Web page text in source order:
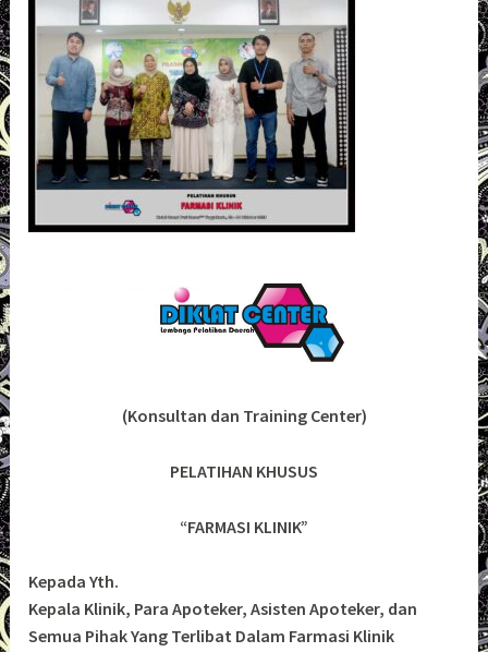
(Konsultan dan Training Center)
PELATIHAN KHUSUS
“FARMASI KLINIK”
Kepada Yth.
Kepala Klinik, Para Apoteker, Asisten Apoteker, dan
Semua Pihak Yang Terlibat Dalam Farmasi Klinik